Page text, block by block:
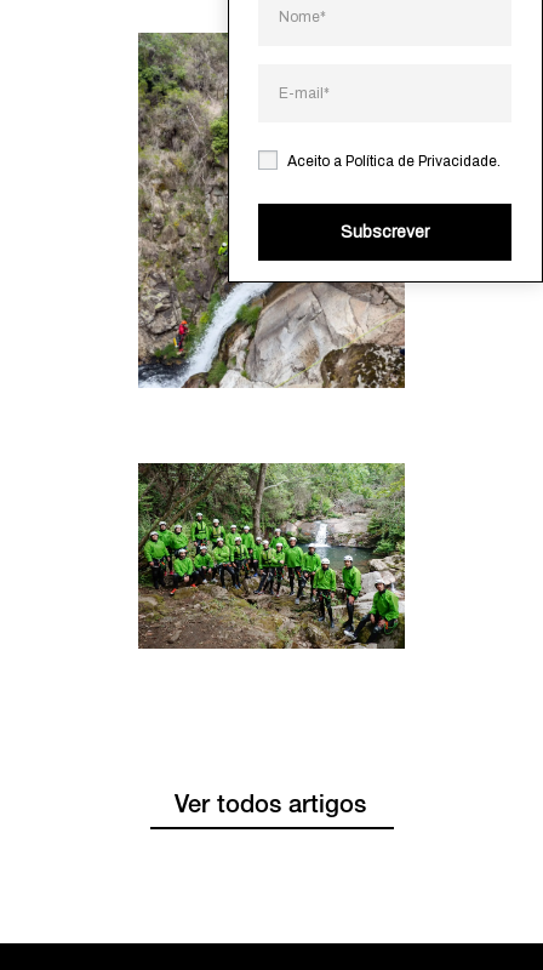
Ver todos artigos
Aceito a Política de Privacidade.
Subscrever